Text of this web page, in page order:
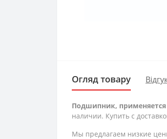
Огляд товару
Подшипник, применяется
наличии. Купить с
Мы предлагаем низкие